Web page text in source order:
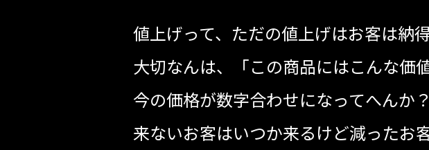
値上げって、ただの値上げはお客は納得
大切なんは、「この商品にはこんな価
今の価格が数字合わせになってへんか？
来ないお客はいつか来るけど減ったお